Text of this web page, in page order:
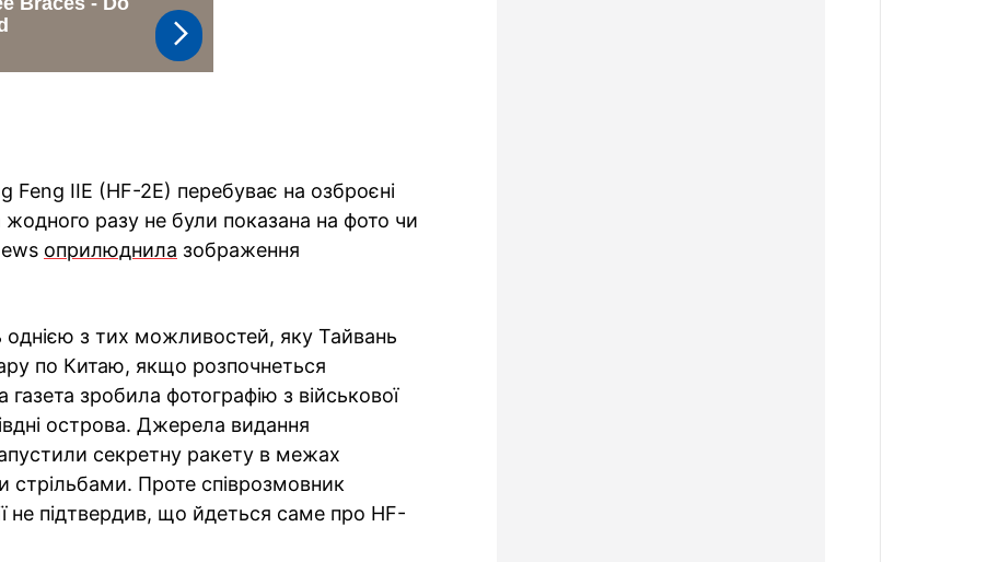
Feng IIE (HF-2E) перебуває на озброєні
жодного разу не були показана на фото чи
оприлюднила зображення
з тих можливостей, яку Тайвань
по Китаю, якщо розпочнеться
газета зробила фотографію з військової
острова. Джерела видання
секретну ракету в межах
стрільбами. Проте співрозмовник
не підтвердив, що йдеться саме про HF-